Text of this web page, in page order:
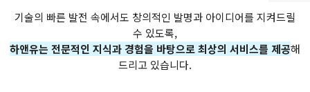
기술의 빠른 발전 속에서도 창의적인 발명과 아이디어를 지켜드릴
수 있도록,
하앤유는 전문적인 지식과 경험을 바탕으로 최상의 서비스를 제공해
드리고 있습니다.